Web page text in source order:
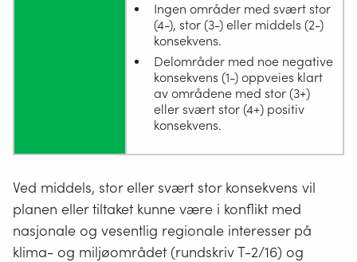
Ingen områder med svært stor
(4-), stor (3-) eller middels (2-)
konsekvens.
Delområder med noe negative
konsekvens (1-) oppveies klart
av områdene med stor (3+)
eller svært stor (4+) positiv
konsekvens.
Ved middels, stor eller svært stor konsekvens vil
planen eller tiltaket kunne være i konflikt med
nasjonale og vesentlig regionale interesser på
klima- og miljøområdet (rundskriv T-2/16) og